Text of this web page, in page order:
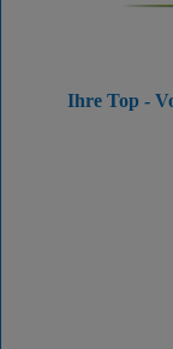
Ihre Top -